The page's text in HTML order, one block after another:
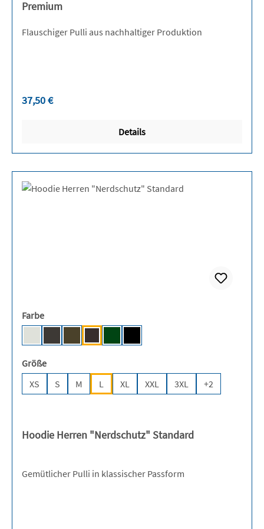
Premium
Flauschiger Pulli aus nachhaltiger Produktion
Regulärer Preis:
37,50 €
Details
Farbeauswählen
Ash (Heather) [JH]
Storm Grey (Solid) [JH]
Olive Green [JH]
Hot Chocolate [JH]
Bottle Green [BC]
Deep Black [JH]
Größeauswählen
XS
S M L XL XXL 3XL +2
Hoodie Herren "Nerdschutz" Standard
Gemütlicher Pulli in klassischer Passform